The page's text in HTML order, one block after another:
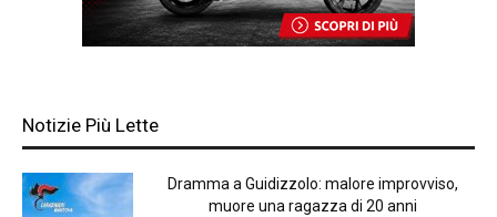
Notizie Più Lette
Dramma a Guidizzolo: malore improvviso,
muore una ragazza di 20 anni